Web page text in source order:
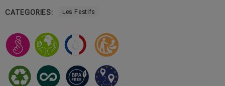
CATEGORIES: Les Festifs